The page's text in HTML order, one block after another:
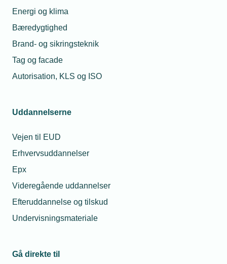
Energi og klima
Bæredygtighed
Brand- og sikringsteknik
Tag og facade
Autorisation, KLS og ISO
Uddannelserne
Vejen til EUD
Erhvervsuddannelser
Epx
Videregående uddannelser
Efteruddannelse og tilskud
Undervisningsmateriale
Gå direkte til
Arbejdsmiljø Cobots
Relaterede nyheder
10. jul. 2024
Kø til digitale tilskud
"Pricerunner" for industrirobotter